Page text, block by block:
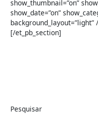
show_thumbnail=”on”
show_date=”on”
[/et_pb_section]
Pesquisar